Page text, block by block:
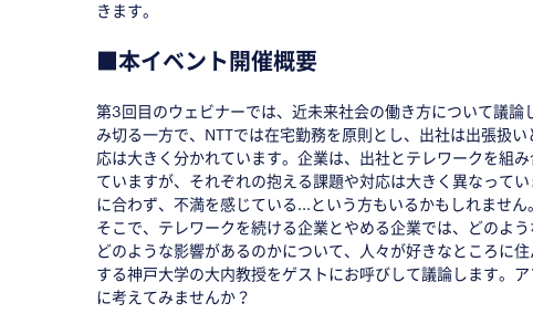
きます。
■本イベント開催概要
第3回目のウェビナーでは、近未来社会の働き方について議
み切る一方で、NTTでは在宅勤務を原則とし、出社は出張扱
応は大きく分かれています。企業は、出社とテレワークを組
ていますが、それぞれの抱える課題や対応は大きく異なって
に合わず、不満を感じている...という方もいるかもしれません。
そこで、テレワークを続ける企業とやめる企業では、どのよ
どのような影響があるのかについて、人々が好きなところに
する神戸大学の大内教授をゲストにお呼びして議論します。
に考えてみませんか？